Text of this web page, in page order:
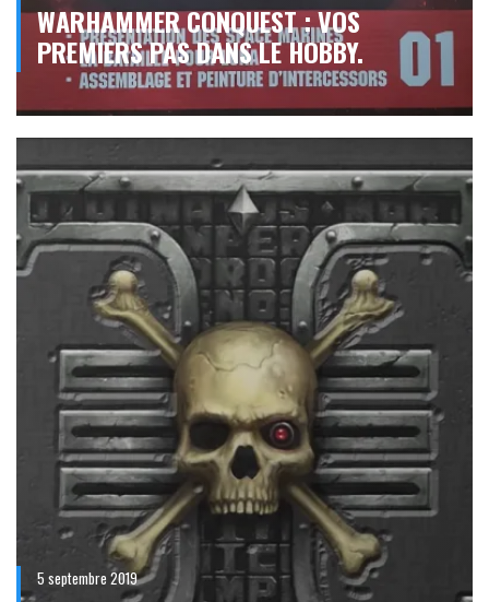
WARHAMMER CONQUEST : VOS
PREMIERS PAS DANS LE HOBBY.
5 septembre 2019